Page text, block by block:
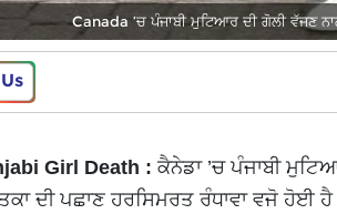
Canada ’ਚ ਪੰਜਾਬੀ ਮੁਟਿਆਰ ਦੀ ਗੋਲੀ ਵੱਜਣ
Girl Death : ਕੈਨੇਡਾ ’ਚ ਪੰਜਾਬੀ
ਦੀ ਪਛਾਣ ਹਰਸਿਮਰਤ ਰੰਧਾਵਾ ਵਜੋ ਹੋਈ